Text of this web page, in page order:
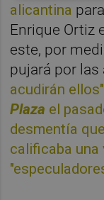
alicantina
Enrique Ortiz
este, por
pujará por las
acudirán
Plaza el
desmentía
calificaba una